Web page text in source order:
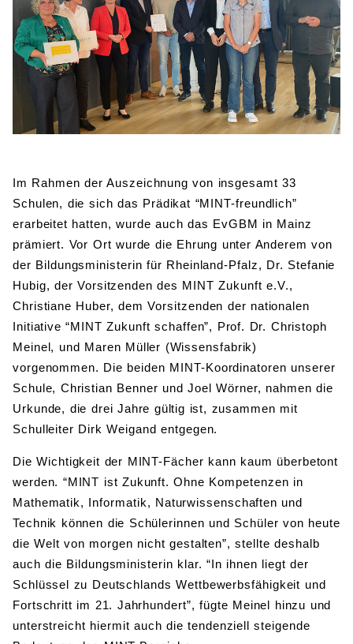
BIBLIOTHEK
Bibliothek Bibliothekskatalog
Schulbuchausleihe
Lehrmittelfreiheit
Buchempfehlungen
MENSA & BISTRO
Food Scouts
FAQs
SPORT
Sport als Leistungsfach Exkursionen
Wettkämpfe
Fachschaft
JtfO
Im Rahmen der Auszeichnung von insgesamt 33
Schulen, die sich das Prädikat “MINT-freundlich”
erarbeitet hatten, wurde auch das EvGBM in Mainz
prämiert. Vor Ort wurde die Ehrung unter Anderem von
der Bildungsministerin für Rheinland-Pfalz, Dr. Stefanie
Hubig, der Vorsitzenden des MINT Zukunft e.V.,
Christiane Huber, dem Vorsitzenden der nationalen
Initiative “MINT Zukunft schaffen”, Prof. Dr. Christoph
Meinel, und Maren Müller (Wissensfabrik)
vorgenommen. Die beiden MINT-Koordinatoren unserer
Schule, Christian Benner und Joel Wörner, nahmen die
Urkunde, die drei Jahre gültig ist, zusammen mit
Schulleiter Dirk Weigand entgegen.
Die Wichtigkeit der MINT-Fächer kann kaum überbetont
werden. “MINT ist Zukunft. Ohne Kompetenzen in
Mathematik, Informatik, Naturwissenschaften und
Technik können die Schülerinnen und Schüler von heute
die Welt von morgen nicht gestalten”, stellte deshalb
auch die Bildungsministerin klar. “In ihnen liegt der
Schlüssel zu Deutschlands Wettbewerbsfähigkeit und
Fortschritt im 21. Jahrhundert”, fügte Meinel hinzu und
unterstreicht hiermit auch die tendenziell steigende